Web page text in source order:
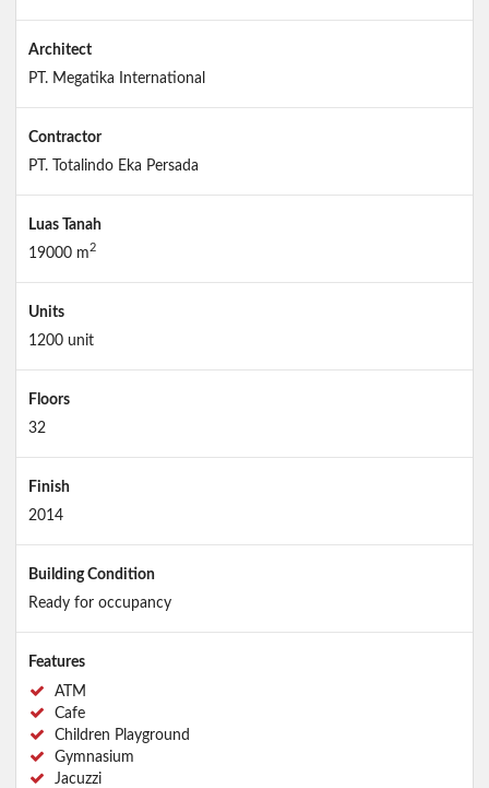
Architect
PT. Megatika International
Contractor
PT. Totalindo Eka Persada
Luas Tanah
19000 m2
Units
1200 unit
Floors
32
Finish
2014
Building Condition
Ready for occupancy
Features
ATM
Cafe
Children Playground
Gymnasium
Jacuzzi